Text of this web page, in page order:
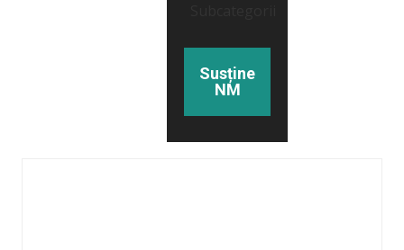
Susține
NM